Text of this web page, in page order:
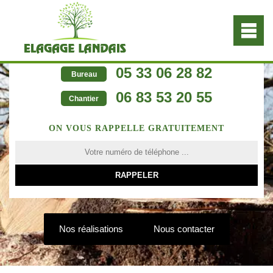
Bureau 05 33 06 28 82
Chantier 06 83 53 20 55
ON VOUS RAPPELLE GRATUITEMENT
Nos réalisations Nous contacter